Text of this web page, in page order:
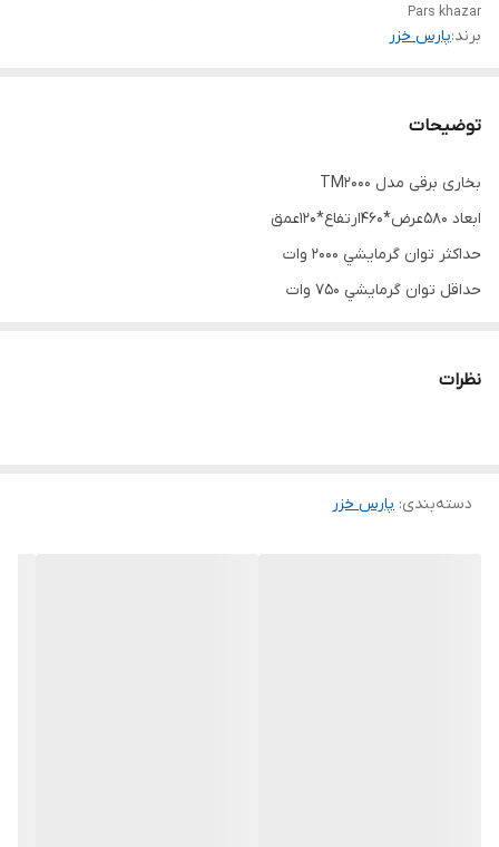
Pars khazar
برند:پارس خزر
توضیحات
بخاری برقی مدل TM2000
ابعاد 580عرض*460ارتفاع*120عمق
حداکثر توان گرمايشي 2000 وات
حداقل توان گرمايشي 750 وات
تنظيم حرارت و انتخاب توان گرمایی
نظرات
دسته‌بندی: پارس خزر